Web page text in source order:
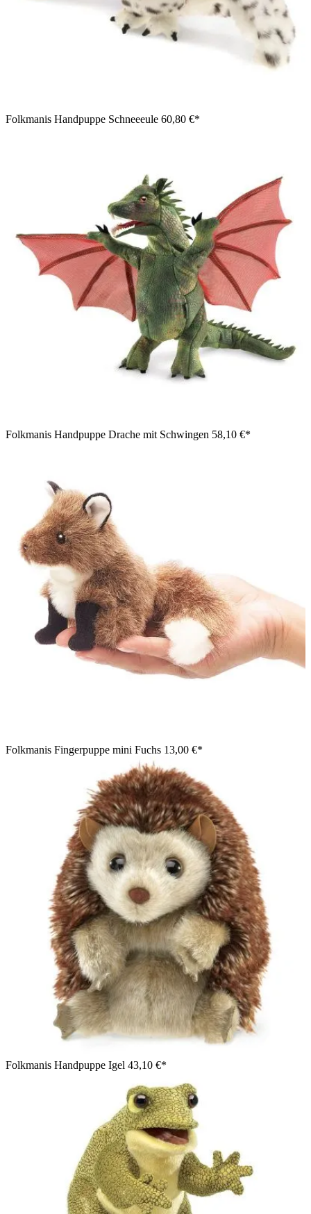
Folkmanis Handpuppe Schneeeule 60,80 €*
Folkmanis Handpuppe Drache mit Schwingen 58,10 €*
Folkmanis Fingerpuppe mini Fuchs 13,00 €*
Folkmanis Handpuppe Igel 43,10 €*